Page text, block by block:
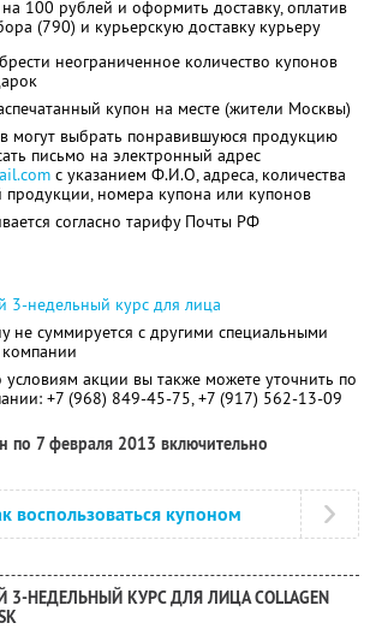
100 рублей и оформить доставку, оплатив
(790) и курьерскую доставку курьеру
неограниченное количество купонов
купон на месте (жители Москвы)
могут выбрать понравившуюся продукцию
письмо на электронный адрес
с указанием Ф.И.О, адреса, количества
номера купона или купонов
согласно тарифу Почты РФ
недельный курс для лица
не суммируется с другими специальными
акции вы также можете уточнить по
+7 (968) 849-45-75, +7 (917) 562-13-09
по 7 февраля 2013 включительно
воспользоваться купоном
НЕДЕЛЬНЫЙ КУРС ДЛЯ ЛИЦА COLLAGEN